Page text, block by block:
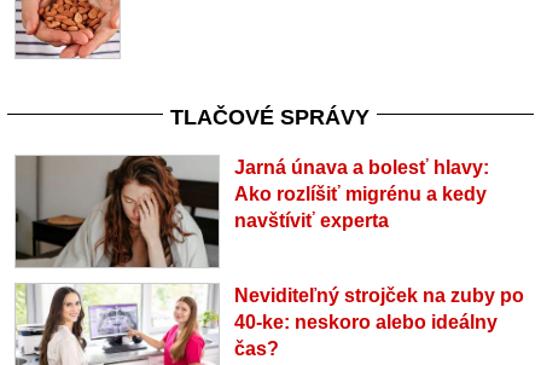
TLAČOVÉ SPRÁVY
Jarná únava a bolesť hlavy:
Ako rozlíšiť migrénu a kedy
navštíviť experta
Neviditeľný strojček na zuby po
40-ke: neskoro alebo ideálny
čas?